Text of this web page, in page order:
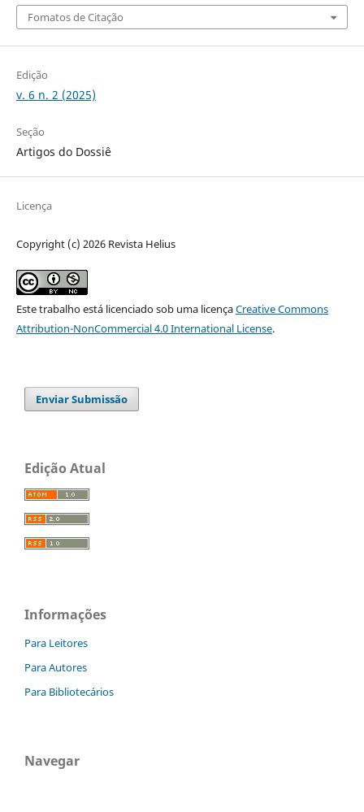
Fomatos de Citação
Edição
v. 6 n. 2 (2025)
Seção
Artigos do Dossiê
Licença
Copyright (c) 2026 Revista Helius
Este trabalho está licenciado sob uma licençaCreative Commons
Attribution-NonCommercial 4.0 International License.
Enviar Submissão
Edição Atual
Informações
Para Leitores
Para Autores
Para Bibliotecários
Navegar